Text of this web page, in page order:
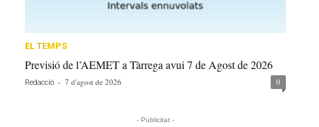
EL TEMPS
Previsió de l’AEMET a Tàrrega avui 7 de Agost de 2026
Redacció - 7 d'agost de 2026 0
- Publicitat -